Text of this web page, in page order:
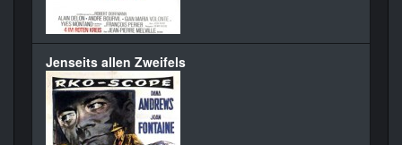
Jenseits allen Zweifels